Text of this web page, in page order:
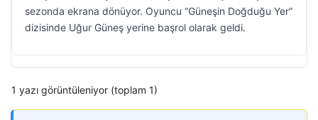
sezonda ekrana dönüyor. Oyuncu “Güneşin Doğduğu Yer”
dizisinde Uğur Güneş yerine başrol olarak geldi.
1 yazı görüntüleniyor (toplam 1)